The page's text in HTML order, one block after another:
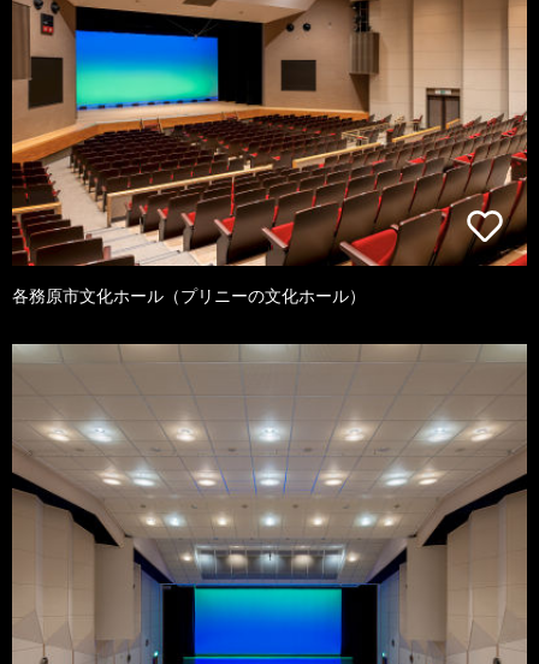
各務原市文化ホール（プリニーの文化ホール）